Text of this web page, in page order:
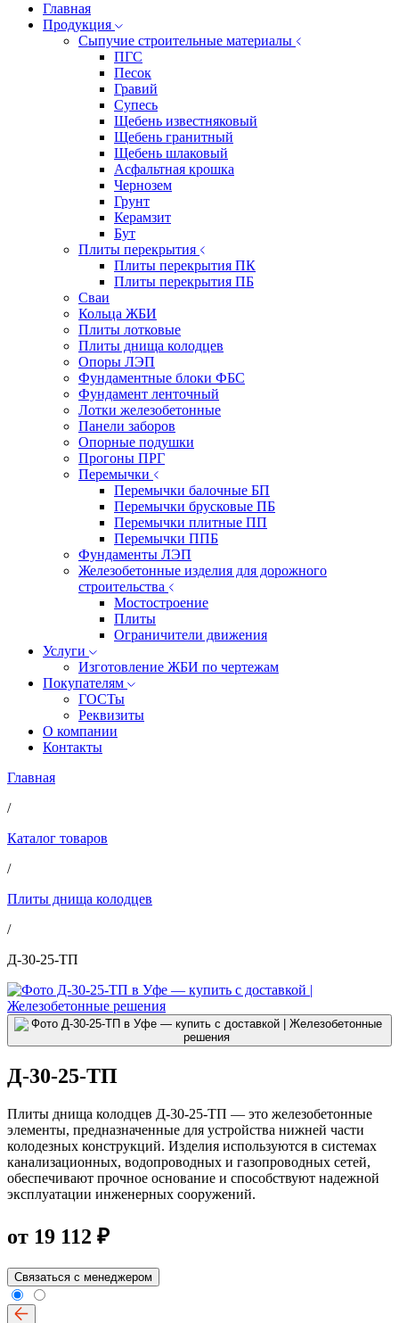
Главная
Продукция
Сыпучие строительные материалы
ПГС
Песок
Гравий
Супесь
Щебень известняковый
Щебень гранитный
Щебень шлаковый
Асфальтная крошка
Чернозем
Грунт
Керамзит
Бут
Плиты перекрытия
Плиты перекрытия ПК
Плиты перекрытия ПБ
Сваи
Кольца ЖБИ
Плиты лотковые
Плиты днища колодцев
Опоры ЛЭП
Фундаментные блоки ФБС
Фундамент ленточный
Лотки железобетонные
Панели заборов
Опорные подушки
Прогоны ПРГ
Перемычки
Перемычки балочные БП
Перемычки брусковые ПБ
Перемычки плитные ПП
Перемычки ППБ
Фундаменты ЛЭП
Железобетонные изделия для дорожного
строительства
Мостостроение
Плиты
Ограничители движения
Услуги
Изготовление ЖБИ по чертежам
Покупателям
ГОСТы
Реквизиты
О компании
Контакты
Главная
/
Каталог товаров
/
Плиты днища колодцев
/
Д-30-25-ТП
Д-30-25-ТП
Плиты днища колодцев Д-30-25-ТП — это железобетонные
элементы, предназначенные для устройства нижней части
колодезных конструкций. Изделия используются в системах
канализационных, водопроводных и газопроводных сетей,
обеспечивают прочное основание и способствуют надежной
эксплуатации инженерных сооружений.
от 19 112 ₽
Связаться с менеджером